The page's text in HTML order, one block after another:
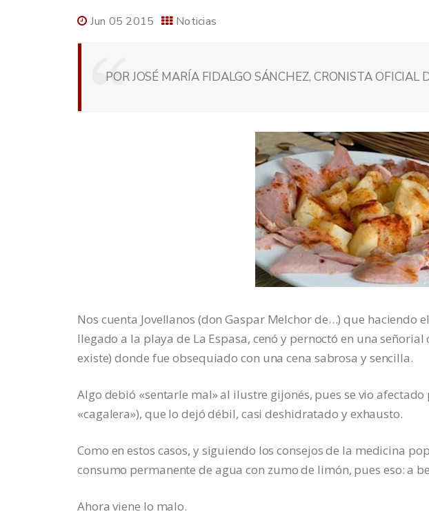
Jun 05 2015 Noticias
POR JOSÉ MARÍA FIDALGO SÁNCHEZ, CRONISTA OFICIAL
Nos cuenta Jovellanos (don Gaspar Melchor de…) que haciendo
llegado a la playa de La Espasa, cenó y pernoctó en una
existe) donde fue obsequiado con una cena sabrosa y sencilla.
Algo debió «sentarle mal» al ilustre gijonés, pues se vio
«cagalera»), que lo dejó débil, casi deshidratado y exhausto.
Como en estos casos, y siguiendo los consejos de la medicina
consumo permanente de agua con zumo de limón, pues eso: a
Ahora viene lo malo.